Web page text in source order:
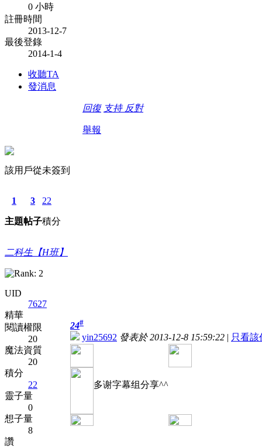
0 小時
註冊時間
2013-12-7
最後登錄
2014-1-4
收聽TA
發消息
回復 支持 反對
舉報
該用戶從未簽到
1
主題
3
帖子
22
積分
二科生【H班】
UID
7627
精華
閱讀權限
20
魔法資質
20
積分
22
靈子量
0
想子量
8
讚
24#
yin25692 發表於 2013-12-8 15:59:22 | 只看該
多谢字幕组分享^^